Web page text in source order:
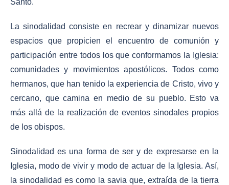
Santo.
La sinodalidad consiste en recrear y dinamizar nuevos
espacios que propicien el encuentro de comunión y
participación entre todos los que conformamos la Iglesia:
comunidades y movimientos apostólicos. Todos como
hermanos, que han tenido la experiencia de Cristo, vivo y
cercano, que camina en medio de su pueblo. Esto va
más allá de la realización de eventos sinodales propios
de los obispos.
Sinodalidad es una forma de ser y de expresarse en la
Iglesia, modo de vivir y modo de actuar de la Iglesia. Así,
la sinodalidad es como la savia que, extraída de la tierra